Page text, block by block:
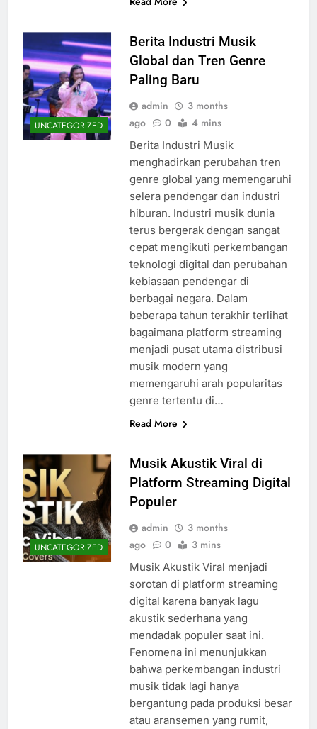
UNCATEGORIZED
Berita Industri Musik
Global dan Tren Genre
Paling Baru
admin
3 months
ago
0 4 mins
Berita Industri Musik
menghadirkan perubahan tren
genre global yang memengaruhi
selera pendengar dan industri
hiburan. Industri musik dunia
terus bergerak dengan sangat
cepat mengikuti perkembangan
teknologi digital dan perubahan
kebiasaan pendengar di
berbagai negara. Dalam
beberapa tahun terakhir terlihat
bagaimana platform streaming
menjadi pusat utama distribusi
musik modern yang
memengaruhi arah popularitas
genre tertentu di…
Read More
UNCATEGORIZED
Musik Akustik Viral di
Platform Streaming Digital
Populer
admin
3 months
ago
0 3 mins
Musik Akustik Viral menjadi
sorotan di platform streaming
digital karena banyak lagu
akustik sederhana yang
mendadak populer saat ini.
Fenomena ini menunjukkan
bahwa perkembangan industri
musik tidak lagi hanya
bergantung pada produksi besar
atau aransemen yang rumit,